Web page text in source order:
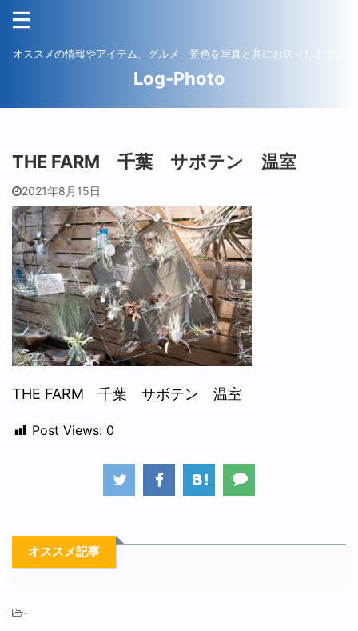
オススメの情報やアイテム、グルメ、景色を写真と共にお送りします。
Log-Photo
THE FARM 千葉 サボテン 温室
2021年8月15日
THE FARM 千葉 サボテン 温室
Post Views: 0
オススメ記事
-